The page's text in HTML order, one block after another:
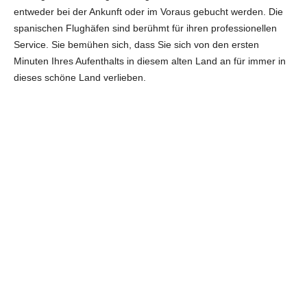
entweder bei der Ankunft oder im Voraus gebucht werden. Die
spanischen Flughäfen sind berühmt für ihren professionellen
Service. Sie bemühen sich, dass Sie sich von den ersten
Minuten Ihres Aufenthalts in diesem alten Land an für immer in
dieses schöne Land verlieben.